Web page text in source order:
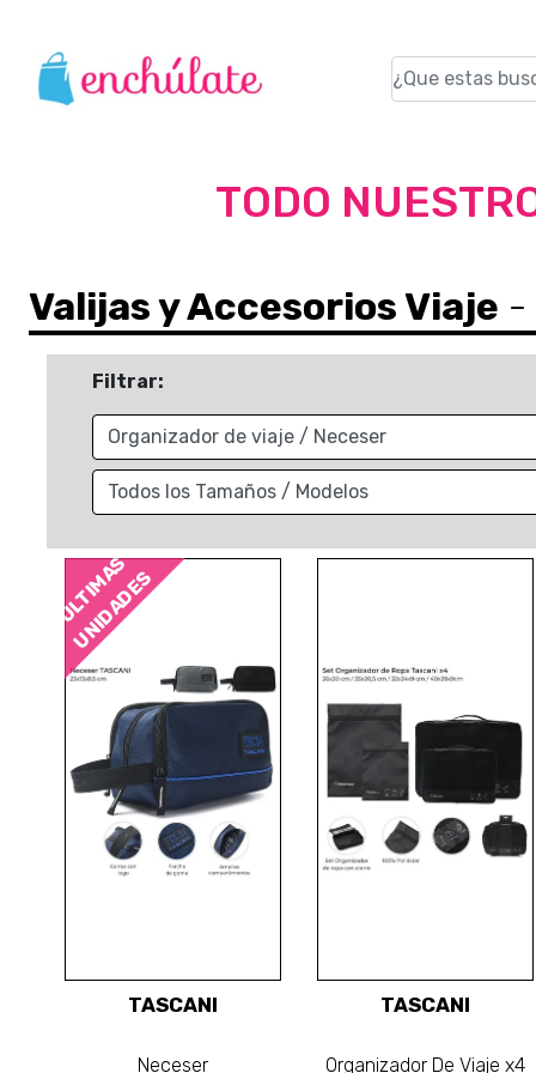
TODO
Valijas y Accesorios Viaje -
Filtrar:
ÚLTIMAS
UNIDADES
TASCANI
Neceser
TASCANI
Organizador De Viaje x4